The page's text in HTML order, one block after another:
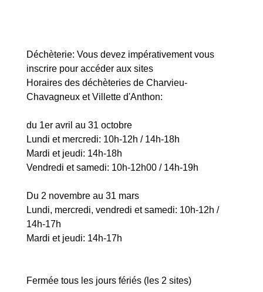
Déchèterie: Vous devez impérativement vous
inscrire pour accéder aux sites
Horaires des déchèteries de Charvieu-
Chavagneux et Villette d'Anthon:
du 1er avril au 31 octobre
Lundi et mercredi: 10h-12h / 14h-18h
Mardi et jeudi: 14h-18h
Vendredi et samedi: 10h-12h00 / 14h-19h
Du 2 novembre au 31 mars
Lundi, mercredi, vendredi et samedi: 10h-12h /
14h-17h
Mardi et jeudi: 14h-17h
Fermée tous les jours fériés (les 2 sites)